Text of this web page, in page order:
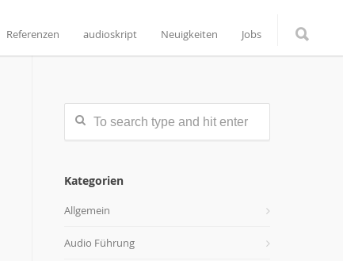
Referenzen audioskript Neuigkeiten Jobs
Kategorien
Allgemein
Audio Führung